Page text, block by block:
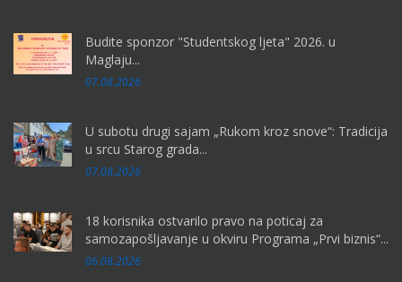
Budite sponzor "Studentskog ljeta" 2026. u
Maglaju...
07.08.2026
U subotu drugi sajam „Rukom kroz snove“: Tradicija
u srcu Starog grada...
07.08.2026
18 korisnika ostvarilo pravo na poticaj za
samozapošljavanje u okviru Programa „Prvi biznis“...
06.08.2026